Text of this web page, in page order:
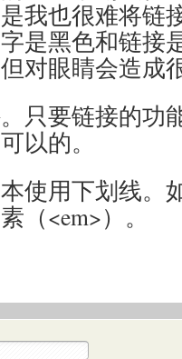
我也很难将链
是黑色和链接
对眼睛会造成
只要链接的功
以的。
使用下划线。
（<em>）。